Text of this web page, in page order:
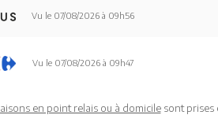
Vu le 07/08/2026 à 09h56
Vu le 07/08/2026 à 09h47
en point relais ou à domicilesont prises